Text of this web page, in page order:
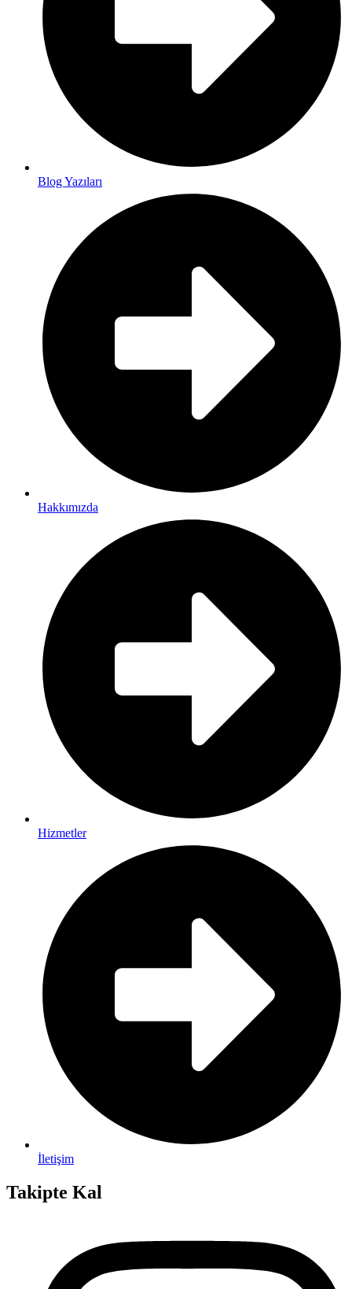
Blog Yazıları
Hakkımızda
Hizmetler
İletişim
Takipte Kal